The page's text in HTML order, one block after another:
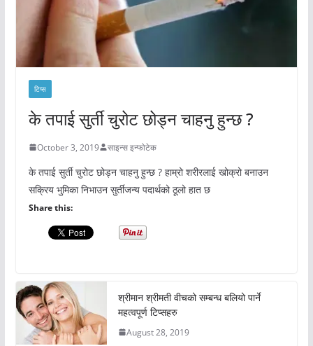
टिप्स
के तपाई सुर्ती चुरोट छोड्न चाहनु हुन्छ ?
October 3, 2019 साइन्स इन्फोटेक
के तपाई सुर्ती चुरोट छोड्न चाहनु हुन्छ ? हाम्रो शरीरलाई खोक्रो बनाउन
सक्रिय भुमिका निभाउन सुर्तीजन्य पदार्थको ठूलो हात छ
Share this:
श्रीमान श्रीमती वीचको सम्बन्ध बलियो पार्ने
महत्वपूर्ण टिप्सहरु
August 28, 2019